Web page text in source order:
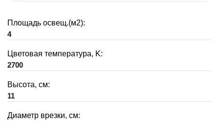
Площадь освещ.(м2):
4
Цветовая температура, K:
2700
Высота, см:
11
Диаметр врезки, см: